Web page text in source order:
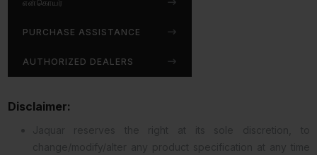
என்கொயர்
PURCHASE ASSISTANCE
AUTHORIZED DEALERS
Disclaimer: